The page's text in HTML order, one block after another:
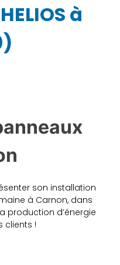
à
son installation
à Carnon, dans
production d’énergie
clients !